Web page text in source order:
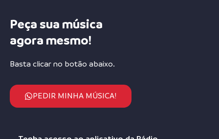
Peça sua música
agora mesmo!
Basta clicar no botão abaixo.
PEDIR MINHA MÚSICA!